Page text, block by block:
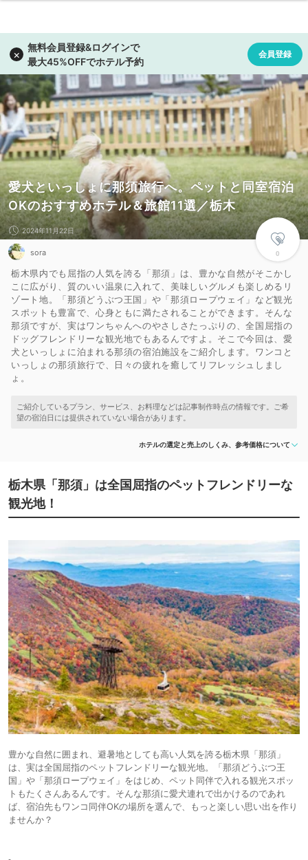
愛犬といっしょに那須旅行へ。ペットと同室宿泊
OKのおすすめホテル＆旅館11選／栃木
0
2024年11月22日
sora
栃木県内でも屈指の人気を誇る「那須」は、豊かな自然がそこかし
こに広がり、質のいい温泉に入れて、美味しいグルメも楽しめるリ
ゾート地。「那須どうぶつ王国」や「那須ロープウェイ」など観光
スポットも豊富で、心身ともに満たされることができます。そんな
那須ですが、実はワンちゃんへのやさしさたっぷりの、全国屈指の
ドッグフレンドリーな観光地でもあるんですよ。そこで今回は、愛
犬といっしょに泊まれる那須の宿泊施設をご紹介します。ワンコと
いっしょの那須旅行で、日々の疲れを癒してリフレッシュしまし
ょ。
ホテルの選定と売上のしくみ、参考価格について
栃木県「那須」は全国屈指のペットフレンドリーな
観光地！
豊かな自然に囲まれ、避暑地としても高い人気を誇る栃木県「那須」
は、実は全国屈指のペットフレンドリーな観光地。「那須どうぶつ王
国」や「那須ロープウェイ」をはじめ、ペット同伴で入れる観光スポッ
トもたくさんあるんです。そんな那須に愛犬連れで出かけるのであれ
ば、宿泊先もワンコ同伴OKの場所を選んで、もっと楽しい思い出を作り
ませんか？